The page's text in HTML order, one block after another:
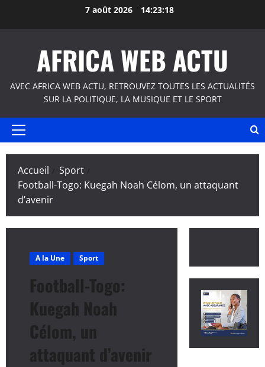
7 août 2026 14:23:19
AFRICA WEB ACTU
AVEC AFRICA WEB ACTU, RETROUVEZ TOUTES LES ACTUALITÉS
SUR LA POLITIQUE, LA MUSIQUE ET LE SPORT
Menu
Accueil
Sport
Football-Togo: Kuegah Noah Célom, un attaquant
d’avenir
A la Une Sport
Football-Togo:
Kuegah Noah
Célom, un
attaquant d’avenir